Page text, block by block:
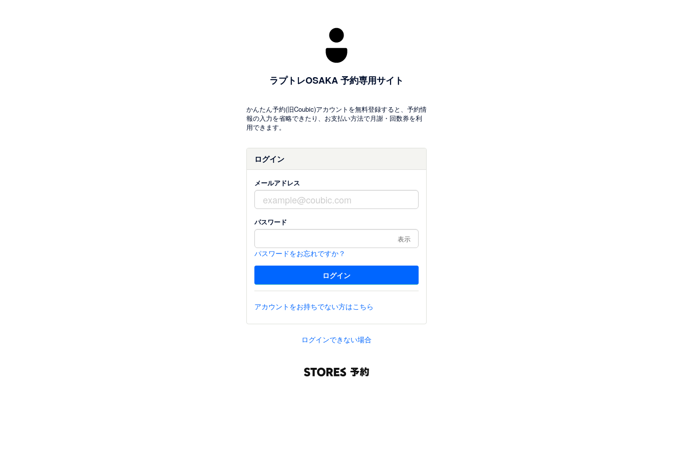
ラプトレOSAKA 予約専用サイト
かんたん予約(旧Coubic)アカウントを無料登録すると、予約情
報の入力を省略できたり、お支払い方法で月謝・回数券を利
用できます。
ログイン
メールアドレス
パスワード
表示
パスワードをお忘れですか？
アカウントをお持ちでない方はこちら
ログインできない場合